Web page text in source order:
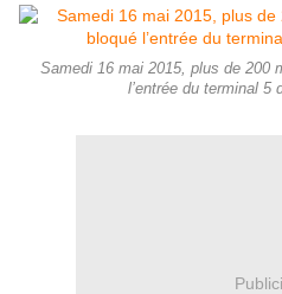
Samedi 16 mai 2015, plus de 200
l’entrée du terminal 5